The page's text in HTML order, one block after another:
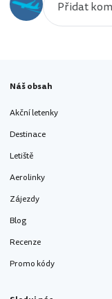
Náš obsah
Akční letenky
Destinace
Letiště
Aerolinky
Zájezdy
Blog
Recenze
Promo kódy